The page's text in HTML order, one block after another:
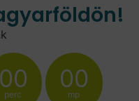
00
perc
00
mp